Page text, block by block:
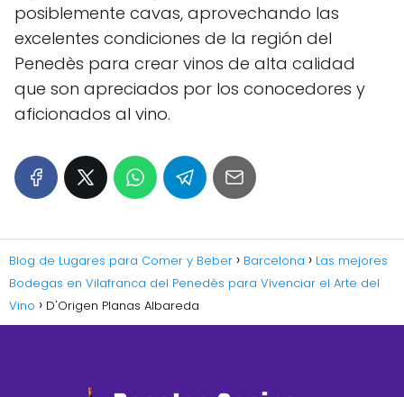
posiblemente cavas, aprovechando las
excelentes condiciones de la región del
Penedès para crear vinos de alta calidad
que son apreciados por los conocedores y
aficionados al vino.
Blog de Lugares para Comer y Beber Barcelona
Las mejores
Bodegas en Vilafranca del Penedès para Vivenciar el Arte del
Vino
D'Origen Planas Albareda